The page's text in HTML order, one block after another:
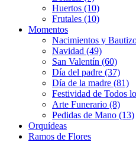
Huertos (10)
Frutales (10)
Momentos
Nacimientos y
Navidad (49)
San Valentín (60)
Día del padre (37)
Día de la madre (81)
Festividad de Todos
Arte Funerario (8)
Pedidas de Mano (13)
Orquídeas
Ramos de Flores